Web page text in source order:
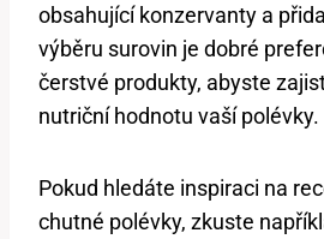
obsahující konzervanty a
⁣výběru surovin ⁣je ‍dobré
⁣čerstvé produkty, abyste
nutriční ⁢hodnotu vaší polévky.
Pokud hledáte inspiraci‌ na
chutné polévky, zkuste